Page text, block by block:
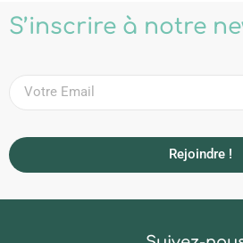
S’inscrire à notre
Rejoindre !